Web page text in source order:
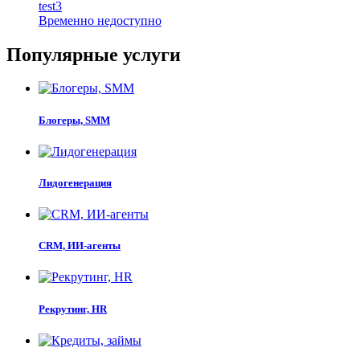
test3
Временно недоступно
Популярные услуги
Блогеры, SMM
Лидогенерация
CRM, ИИ-агенты
Рекрутинг, HR